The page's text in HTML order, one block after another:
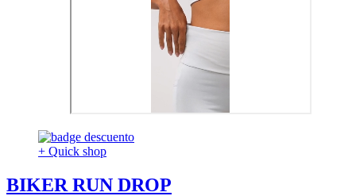
+ Quick shop
BIKER RUN DROP